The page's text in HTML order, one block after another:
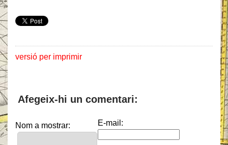
versió per imprimir
Afegeix-hi un comentari:
Nom a mostrar: E-mail: